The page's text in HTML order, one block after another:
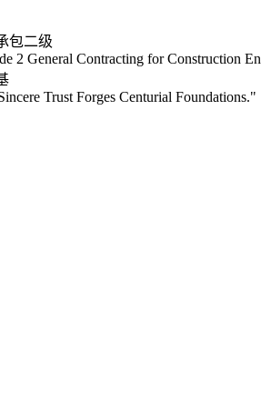
包二级
2 General Contracting for Construction
Trust Forges Centurial Foundations."